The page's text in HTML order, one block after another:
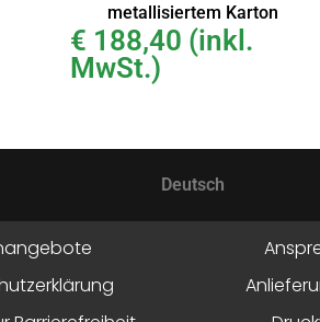
metallisiertem Karton
€ 188,40 (inkl.
MwSt.)
Deutsch